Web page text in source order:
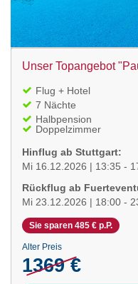
Unser Topangebot
Flug + Hotel
7 Nächte
Halbpension
Doppelzimmer
Hinflug ab Stuttgart:
Mi 16.12.2026 | 13:35 -
Rückflug ab
Mi 23.12.2026 | 18:00 -
Sie sparen 485 € p.P.
Alter Preis
1369 €